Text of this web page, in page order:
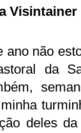
ano não
da
deles